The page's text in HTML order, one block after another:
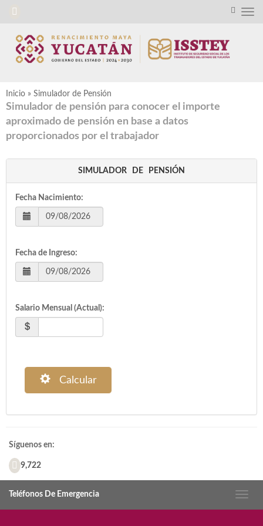
Inicio » Simulador de Pensión
Simulador de pensión para conocer el importe
aproximado de pensión en base a datos
proporcionados por el trabajador
SIMULADOR DE PENSIÓN
Fecha Nacimiento:
Fecha de Ingreso:
Salario Mensual (Actual):
Calcular
Síguenos en:
9,722
Teléfonos De Emergencia